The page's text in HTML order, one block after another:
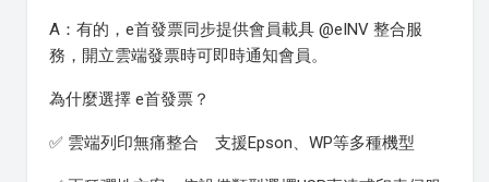
A：有的，e首發票同步提供會員載具 @eINV 整合服
務，開立雲端發票時可即時通知會員。
為什麼選擇 e首發票？
✅ 雲端列印無痛整合 支援Epson、WP等多種機型